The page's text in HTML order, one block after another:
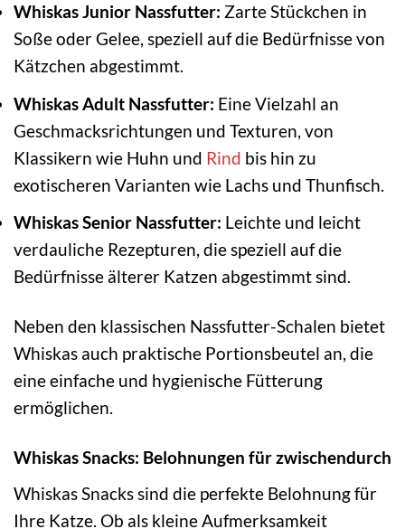
Whiskas Junior Nassfutter: Zarte Stückchen in
Soße oder Gelee, speziell auf die Bedürfnisse von
Kätzchen abgestimmt.
Whiskas Adult Nassfutter: Eine Vielzahl an
Geschmacksrichtungen und Texturen, von
Klassikern wie Huhn und Rind bis hin zu
exotischeren Varianten wie Lachs und Thunfisch.
Whiskas Senior Nassfutter: Leichte und leicht
verdauliche Rezepturen, die speziell auf die
Bedürfnisse älterer Katzen abgestimmt sind.
Neben den klassischen Nassfutter-Schalen bietet
Whiskas auch praktische Portionsbeutel an, die
eine einfache und hygienische Fütterung
ermöglichen.
Whiskas Snacks: Belohnungen für zwischendurch
Whiskas Snacks sind die perfekte Belohnung für
Ihre Katze. Ob als kleine Aufmerksamkeit